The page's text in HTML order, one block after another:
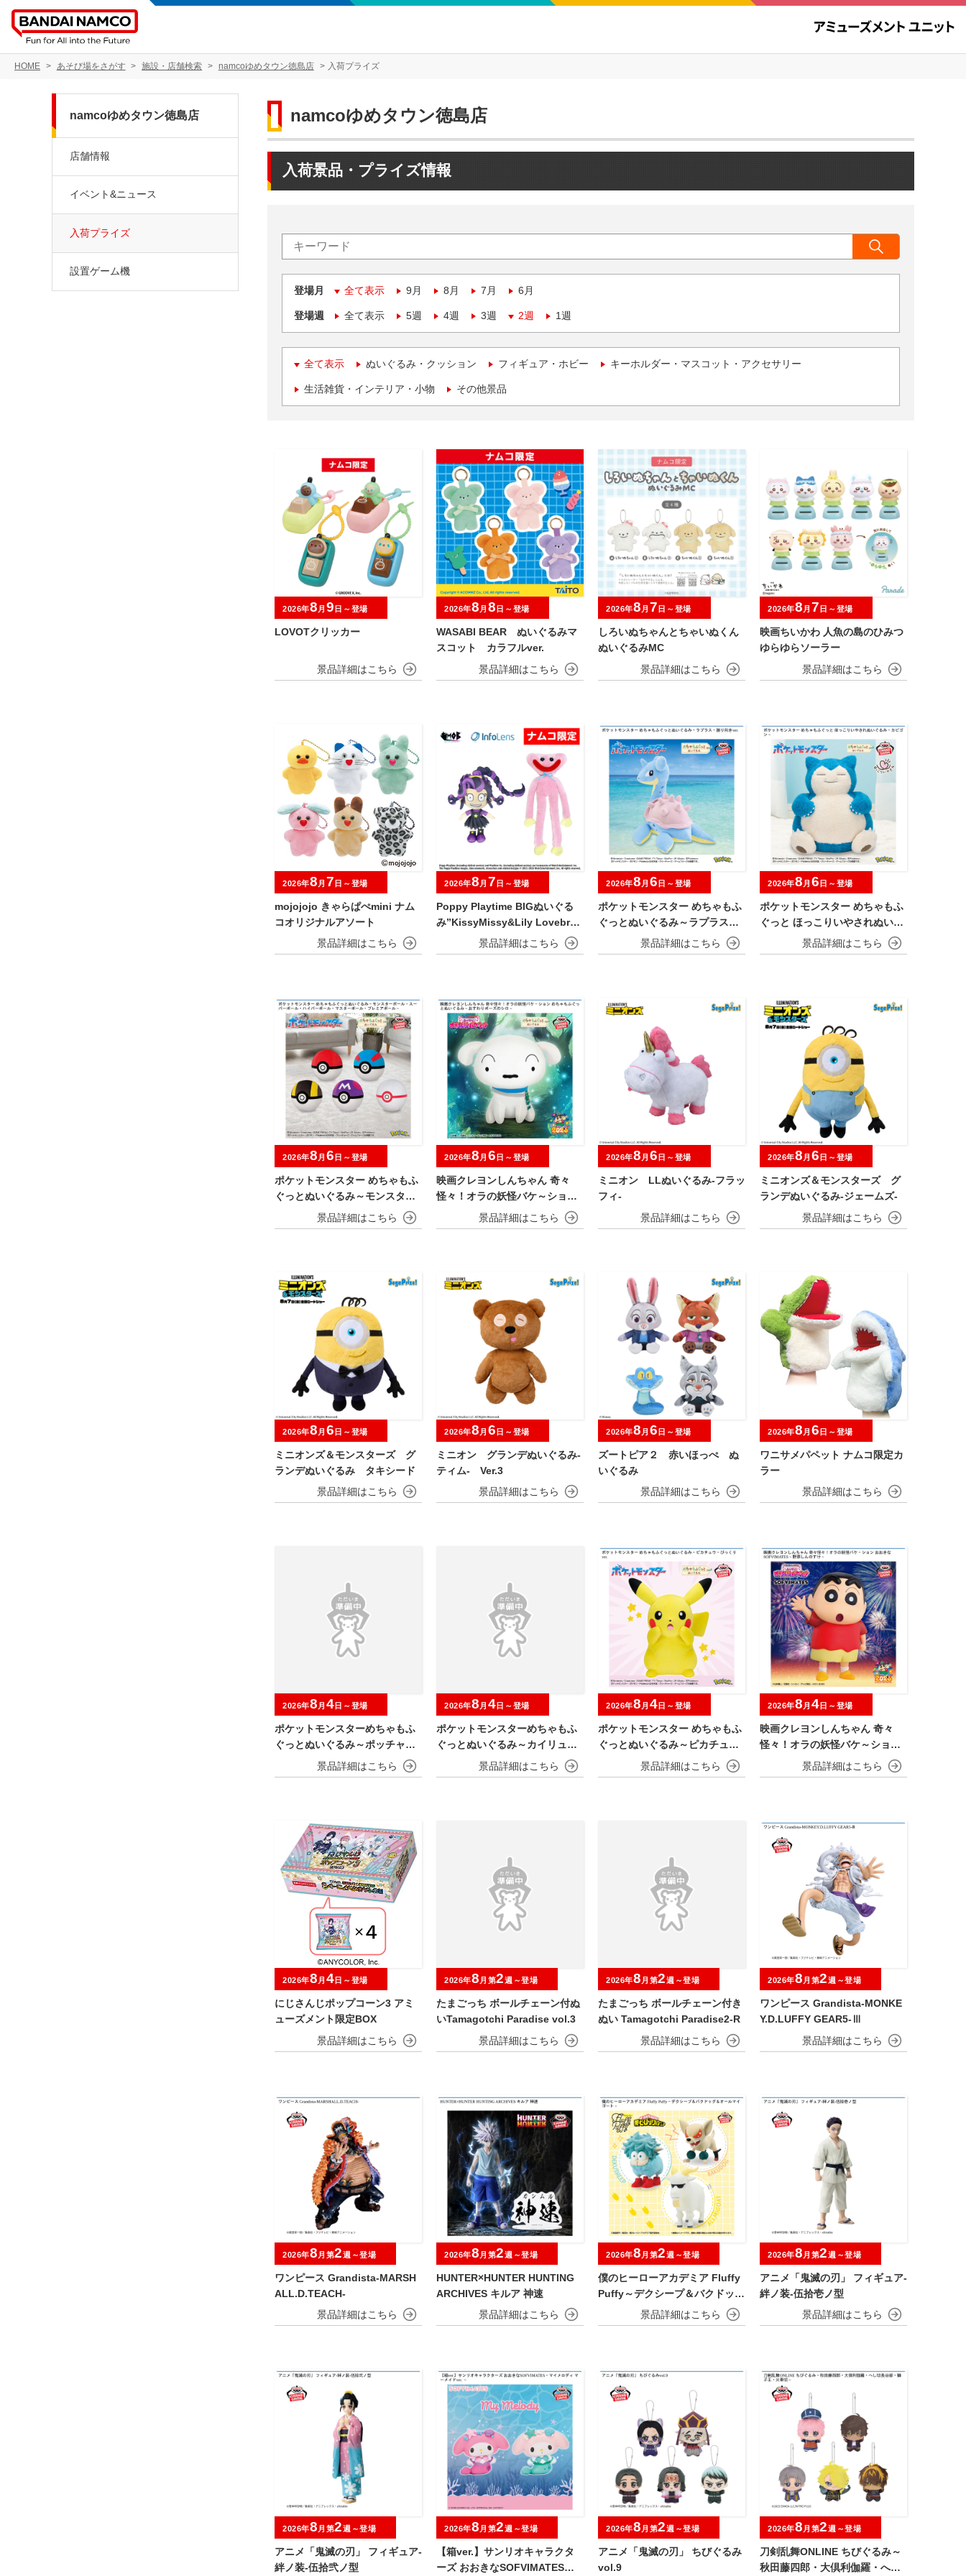
HOME あそび場をさがす 施設・店舗検索 namcoゆめタウン徳島店 入荷プライズ
namcoゆめタウン徳島店
入荷景品・プライズ情報
登場月 全て表示 9月 8月 7月 6月
登場週 全て表示 5週 4週 3週 2週 1週
全て表示 ぬいぐるみ・クッション フィギュア・ホビー キーホルダー・マスコット・アクセサリー
生活雑貨・インテリア・小物 その他景品
LOVOTクリッカー
2026年8 月 9 日～登場
WASABI BEAR ぬいぐるみマ
スコット カラフルver.
2026年8 月 8 日～登場
しろいぬちゃんとちゃいぬくん
ぬいぐるみMC
2026年8 月 7 日～登場
映画ちいかわ 人魚の島のひみつ
ゆらゆらソーラー
2026年8 月 7 日～登場
mojojojo きゃらぱぺmini ナム
コオリジナルアソート
2026年8 月 7 日～登場
Poppy Playtime BIGぬいぐる
み”KissyMissy&Lily Lovebrai
2026年8 月 7 日～登場
ポケットモンスター めちゃもふ
ぐっとぬいぐるみ～ラプラス～
振り向きver.
2026年8 月 6 日～登場
ポケットモンスター めちゃもふ
ぐっと ほっこりいやされぬいぐ
るみ～カビゴン～
2026年8 月 6 日～登場
ポケットモンスター めちゃもふ
ぐっとぬいぐるみ～モンスター
ボール・スーパーボール・ハイ
パーボール・マスターボール・
2026年8 月 6 日～登場
映画クレヨンしんちゃん 奇々
怪々！オラの妖怪バケ～ション
めちゃもふぐっとぬいぐるみ～
おすわりポーズのシロ～
2026年8 月 6 日～登場
ミニオン LLぬいぐるみ‐フラッ
フィ‐
2026年8 月 6 日～登場
ミニオンズ＆モンスターズ グ
ランデぬいぐるみ‐ジェームズ‐
2026年8 月 6 日～登場
ミニオンズ＆モンスターズ グ
ランデぬいぐるみ タキシード
2026年8 月 6 日～登場
ミニオン グランデぬいぐるみ‐
ティム‐ Ver.3
2026年8 月 6 日～登場
ズートピア２ 赤いほっぺ ぬ
いぐるみ
2026年8 月 6 日～登場
ワニサメパペット ナムコ限定カ
ラー
2026年8 月 6 日～登場
ポケットモンスターめちゃもふ
ぐっとぬいぐるみ～ポッチャマ
2026年8 月 4 日～登場
ポケットモンスターめちゃもふ
ぐっとぬいぐるみ～カイリュー
2026年8 月 4 日～登場
ポケットモンスター めちゃもふ
ぐっとぬいぐるみ～ピカチュウ
～びっくりver.
2026年8 月 4 日～登場
映画クレヨンしんちゃん 奇々
怪々！オラの妖怪バケ～ション
おおきなSOFVIMATES～野原し
んのすけ～
2026年8 月 4 日～登場
にじさんじポップコーン3 アミ
ューズメント限定BOX
2026年8 月 4日～登場
たまごっち ボールチェーン付ぬ
いTamagotchi Paradise vol.3
2026年8 月第2週～登場
たまごっち ボールチェーン付き
ぬい Tamagotchi Paradise2-R
2026年8 月第2週～登場
ワンピース Grandista-MONKE
Y.D.LUFFY GEAR5-Ⅲ
2026年8 月第2週～登場
ワンピース Grandista-MARSH
ALL.D.TEACH-
2026年8 月第2週～登場
HUNTER×HUNTER HUNTING
ARCHIVES キルア 神速
2026年8 月第2週～登場
僕のヒーローアカデミア Fluffy
Puffy～デクシープ＆バクドッグ
＆オールマイゴート～
2026年8 月第2週～登場
アニメ「鬼滅の刃」 フィギュア-
絆ノ装-伍拾壱ノ型
2026年8 月第2週～登場
アニメ「鬼滅の刃」 フィギュア-
絆ノ装-伍拾弐ノ型
2026年8 月第2週～登場
【箱ver.】サンリオキャラクタ
ーズ おおきなSOFVIMATES～
2026年8 月第2週～登場
アニメ「鬼滅の刃」 ちびぐるみ
vol.9
2026年8 月第2週～登場
刀剣乱舞ONLINE ちびぐるみ～
秋田藤四郎・大倶利伽羅・へし
2026年8 月第2週～登場
namcoゆめタウン徳島店
店舗情報
イベント&ニュース
入荷プライズ
設置ゲーム機